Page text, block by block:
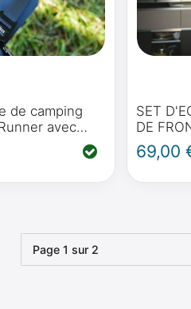
de camping
avec
SET
DE
Horizon
69,00